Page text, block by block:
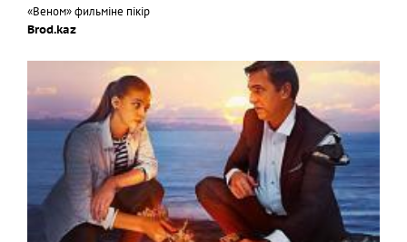
«Веном» фильміне пікір
Brod.kaz